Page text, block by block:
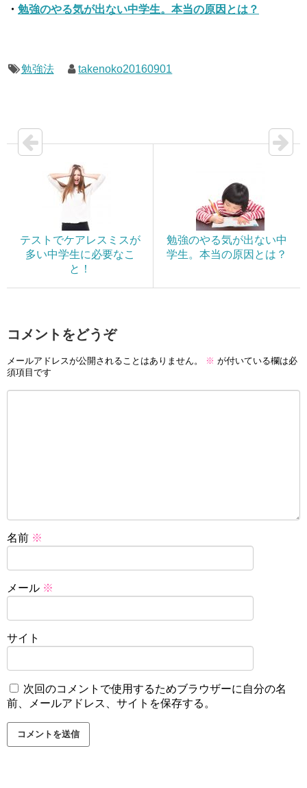
・ 勉強のやる気が出ない中学生。本当の原因とは？
勉強法 takenoko20160901
テストでケアレスミスが
多い中学生に必要なこ
と！
勉強のやる気が出ない中
学生。本当の原因とは？
コメントをどうぞ
メールアドレスが公開されることはありません。 ※ が付いている欄は必
須項目です
名前 ※
メール ※
サイト
次回のコメントで使用するためブラウザーに自分の名
前、メールアドレス、サイトを保存する。